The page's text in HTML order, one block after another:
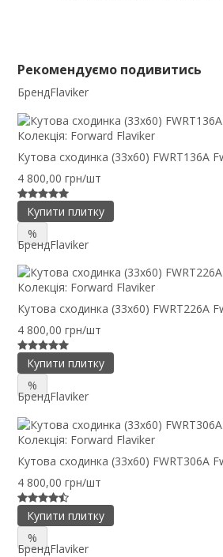
Рекомендуємо подивитись
БрендFlaviker
Колекція: Forward Flaviker
Кутова сходинка (33x60) FWRT136A
4 800,00 грн/шт
Купити плитку
%
БрендFlaviker
Колекція: Forward Flaviker
Кутова сходинка (33x60) FWRT226A
4 800,00 грн/шт
Купити плитку
%
БрендFlaviker
Колекція: Forward Flaviker
Кутова сходинка (33x60) FWRT306A
4 800,00 грн/шт
Купити плитку
%
БрендFlaviker